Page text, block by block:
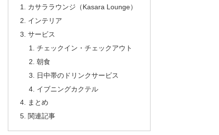
カサララウンジ（Kasara Lounge）
インテリア
サービス
チェックイン・チェックアウト
朝食
日中帯のドリンクサービス
イブニングカクテル
まとめ
関連記事